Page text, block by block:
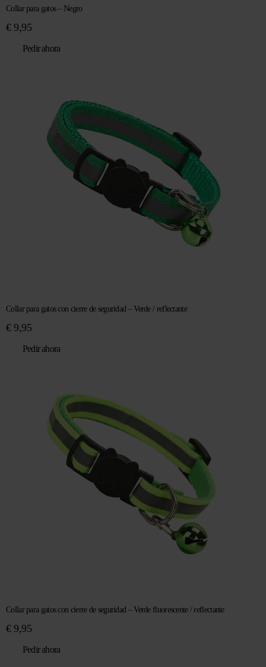
Collar para gatos – Negro
€9,95
Pedir ahora
Collar para gatos con cierre de seguridad – Verde / reflectante
€9,95
Pedir ahora
Collar para gatos con cierre de seguridad – Verde fluorescente / reflectante
€9,95
Pedir ahora